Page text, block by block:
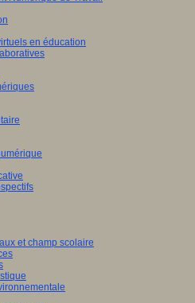
en éducation
et champ scolaire